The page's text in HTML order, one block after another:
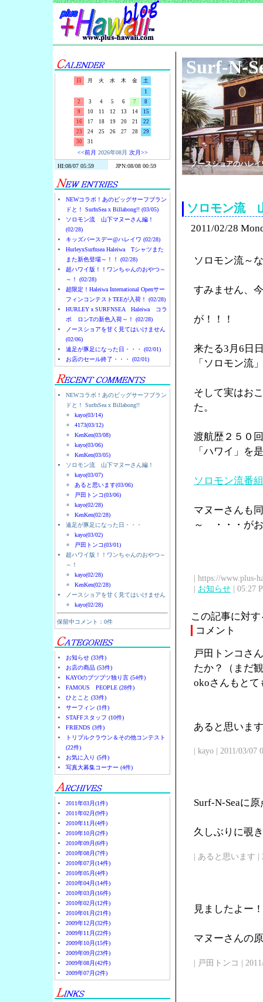
日 月 火 水 木 金
土
1
2
3 4 5 6 7
8
9
10 11 12 13 14
15
16
17 18 19 20 21
22
23
24 25 26 27 28
29
30
31
<<前月 2026年08月 次月>>
NEWコラボ！あのビッグサーフブラン
ドと！ SurfnSea x Billabong!! (03/05)
ソロモン流 山下マヌーさん編！
(02/28)
キッズバースデー@ハレイワ (02/28)
HurleyxSurfnsea Haleiwa Tシャツまた
また新色登場～！！ (02/28)
超ハワイ版！！ワンちゃんのおやつ～
～！ (02/28)
超限定！Haleiwa International Openサー
フィンコンテストTEEが入荷！ (02/28)
HURLEYｘSURFNSEA Haleiwa コラ
ボ ロンTの新色入荷～！ (02/28)
ノースショアを甘く見てはいけません
(02/06)
遠足が豚足になった日・・・ (02/01)
お店のセール終了・・・ (02/01)
NEWコラボ！あのビッグサーフブラン
ドと！ SurfnSea x Billabong!!
kayo(03/14)
4173(03/12)
KenKen(03/08)
kayo(03/06)
KenKen(03/05)
ソロモン流 山下マヌーさん編！
kayo(03/07)
あると思います(03/06)
戸田トンコ(03/06)
kayo(02/28)
KenKen(02/28)
遠足が豚足になった日・・・
kayo(03/02)
戸田トンコ(03/01)
超ハワイ版！！ワンちゃんのおやつ～
～！
kayo(02/28)
KenKen(02/28)
ノースショアを甘く見てはいけません
kayo(02/28)
保留中コメント：0件
お知らせ (33件)
お店の商品 (53件)
KAYOのブツブツ独り言 (54件)
FAMOUS PEOPLE (28件)
ひとこと (33件)
サーフィン (1件)
STAFFスタッフ (10件)
FRIENDS (3件)
トリプルクラウン＆その他コンテスト
(22件)
お気に入り (5件)
写真大募集コーナー (4件)
2011年03月(1件)
2011年02月(9件)
2010年11月(4件)
2010年10月(2件)
2010年09月(6件)
2010年08月(7件)
2010年07月(14件)
2010年05月(4件)
2010年04月(14件)
2010年03月(16件)
2010年02月(12件)
2010年01月(21件)
2009年12月(32件)
2009年11月(22件)
2009年10月(15件)
2009年09月(23件)
2009年08月(42件)
2009年07月(2件)
Surf-N-
ノースショアのハレ
ソロモン流
2011/02/28
ソロモン流～
すみません、
が！！！
来たる3月6日
「ソロモン流
そして実はお
た。
渡航歴２５０
「ハワイ」を
ソロモン流番
マヌーさんも
～ ・・・がお
| https://www.plus-
| お知らせ | 05:27
この記事に対
コメント
戸田トンコさ
たか？（まだ
okoさんもとて
あると思いま
| kayo | 2011/03/07
Surf-N-Seaに
久しぶりに覗
| あると思います |
見ましたよー！
マヌーさんの
| 戸田トンコ |